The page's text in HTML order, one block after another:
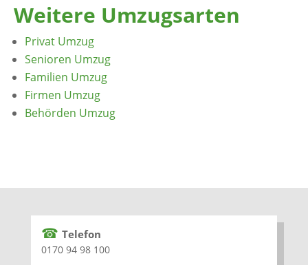
Weitere Umzugsarten
Privat Umzug
Senioren Umzug
Familien Umzug
Firmen Umzug
Behörden Umzug
☎ Telefon
0170 94 98 100